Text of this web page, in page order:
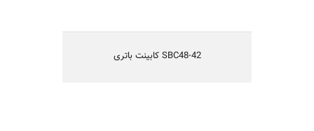
SBC48-42 کابینت باتری